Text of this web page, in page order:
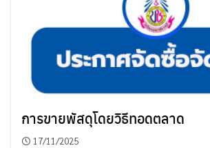
การขายพัสดุโดยวิธีทอดตลาด
17/11/2025